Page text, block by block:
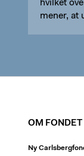
hvilket
mener, at
OM FONDET
Ny